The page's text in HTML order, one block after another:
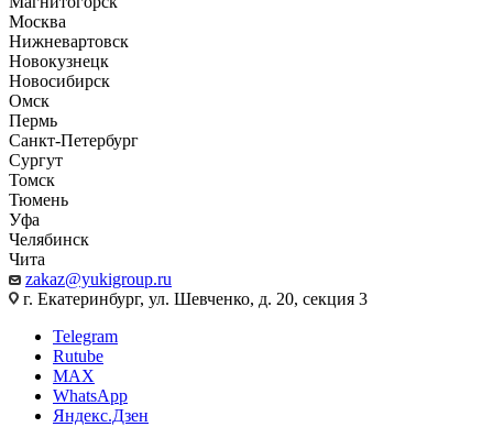
Москва
Нижневартовск
Новокузнецк
Новосибирск
Омск
Пермь
Санкт-Петербург
Сургут
Томск
Тюмень
Уфа
Челябинск
Чита
zakaz@yukigroup.ru
г. Екатеринбург, ул. Шевченко, д. 20, секция 3
Telegram
Rutube
MAX
WhatsApp
Яндекс.Дзен